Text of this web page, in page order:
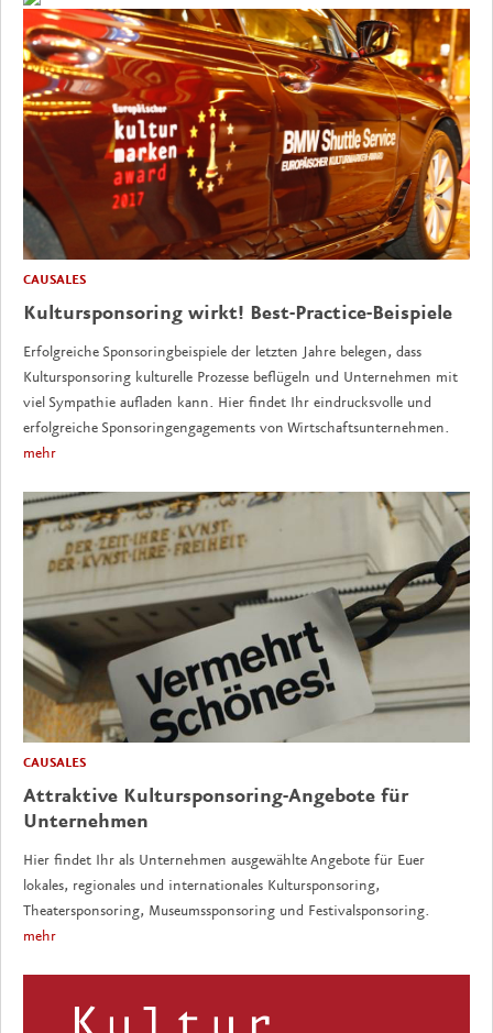
CAUSALES
Kultursponsoring wirkt! Best-Practice-Beispiele
Erfolgreiche Sponsoringbeispiele der letzten Jahre belegen, dass
Kultursponsoring kulturelle Prozesse beflügeln und Unternehmen mit
viel Sympathie aufladen kann. Hier findet Ihr eindrucksvolle und
erfolgreiche Sponsoringengagements von Wirtschaftsunternehmen.
mehr
CAUSALES
Attraktive Kultursponsoring-Angebote für
Unternehmen
Hier findet Ihr als Unternehmen ausgewählte Angebote für Euer
lokales, regionales und internationales Kultursponsoring,
Theatersponsoring, Museumssponsoring und Festivalsponsoring.
mehr